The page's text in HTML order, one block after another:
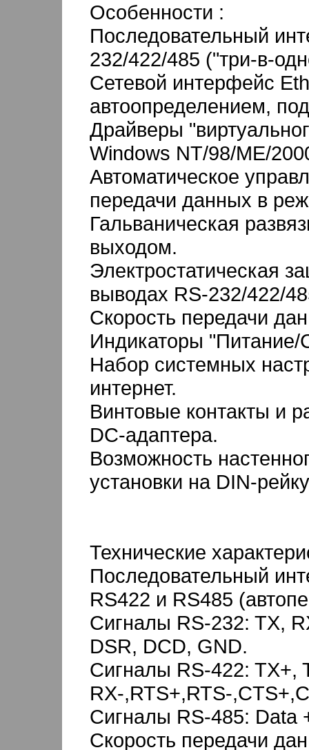
Особенности :
Последовательный
232/422/485 ("три-в-
Сетевой интерфейс
автоопределением,
Драйверы
Windows NT/98/ME/
Автоматическое
передачи данных в
Гальваническая
выходом.
Электростатическая
выводах RS-232/422/
Скорость передачи
Индикаторы
Набор системных
интернет.
Винтовые контакты и
DC-адаптера.
Возможность
установки на DIN-
Технические
Последовательный
RS422 и RS485
Сигналы RS-232: TX,
DSR, DCD, GND.
Сигналы RS-422: TX+,
RX-,RTS+,RTS-
Сигналы RS-485: Data
Скорость передачи